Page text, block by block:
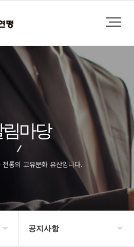
림마당
통의 고유문화 유산입니다.
공지사항